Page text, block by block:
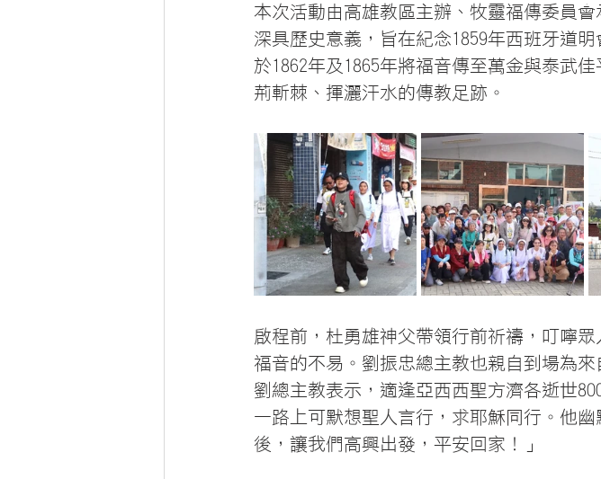
本次活動由高雄教區主辦、牧靈福傳委員
深具歷史意義，旨在紀念1859年西班牙道
於1862年及1865年將福音傳至萬金與泰武
荊斬棘、揮灑汗水的傳教足跡。
啟程前，杜勇雄神父帶領行前祈禱，叮嚀
福音的不易。劉振忠總主教也親自到場為
劉總主教表示，適逢亞西西聖方濟各逝世
一路上可默想聖人言行，求耶穌同行。他
後，讓我們高興出發，平安回家！」